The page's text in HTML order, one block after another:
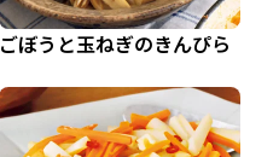
ごぼうと玉ねぎのきんぴら